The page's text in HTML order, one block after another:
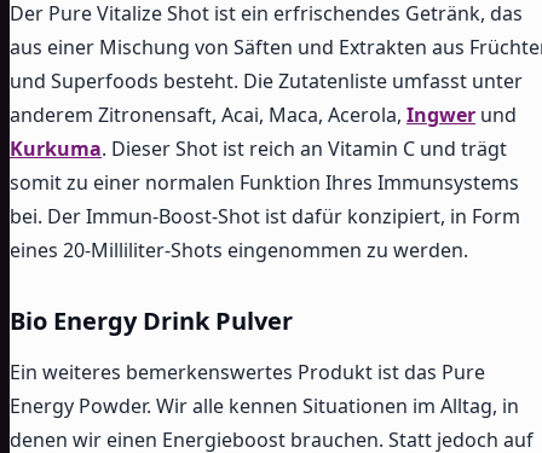
Der Pure Vitalize Shot ist ein erfrischendes Getränk, das
aus einer Mischung von Säften und Extrakten aus
und Superfoods besteht. Die Zutatenliste umfasst unter
anderem Zitronensaft, Acai, Maca, Acerola, Ingwer und
Kurkuma. Dieser Shot ist reich an Vitamin C und trägt
somit zu einer normalen Funktion Ihres Immunsystems
bei. Der Immun-Boost-Shot ist dafür konzipiert, in Form
eines 20-Milliliter-Shots eingenommen zu werden.
Bio Energy Drink Pulver
Ein weiteres bemerkenswertes Produkt ist das Pure
Energy Powder. Wir alle kennen Situationen im Alltag, in
denen wir einen Energieboost brauchen. Statt jedoch auf